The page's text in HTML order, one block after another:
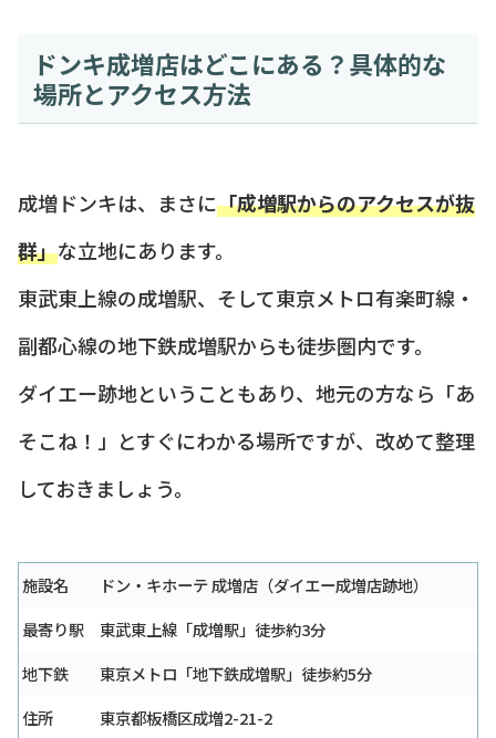
ドンキ成増店はどこにある？具体的な
場所とアクセス方法
成増ドンキは、まさに「成増駅からのアクセスが抜
群」な立地にあります。
東武東上線の成増駅、そして東京メトロ有楽町線・
副都心線の地下鉄成増駅からも徒歩圏内です。
ダイエー跡地ということもあり、地元の方なら「あ
そこね！」とすぐにわかる場所ですが、改めて整理
しておきましょう。
施設名
ドン・キホーテ 成増店（ダイエー成増店跡地）
最寄り駅
東武東上線「成増駅」徒歩約3分
地下鉄
東京メトロ「地下鉄成増駅」徒歩約5分
住所
東京都板橋区成増2-21-2